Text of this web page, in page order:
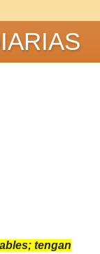
tengan